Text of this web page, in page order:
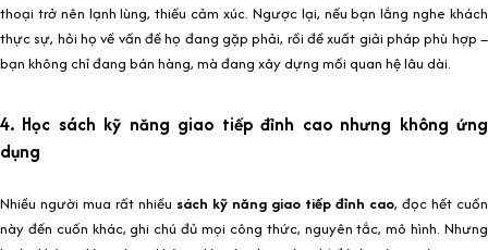
thoại trở nên lạnh lùng, thiếu cảm xúc. Ngược lại, nếu bạn lắng nghe khách
thực sự, hỏi họ về vấn đề họ đang gặp phải, rồi đề xuất giải pháp phù hợp –
bạn không chỉ đang bán hàng, mà đang xây dựng mối quan hệ lâu dài.
4. Học sách kỹ năng giao tiếp đỉnh cao nhưng không ứng
dụng
Nhiều người mua rất nhiều sách kỹ năng giao tiếp đỉnh cao, đọc hết cuốn
này đến cuốn khác, ghi chú đủ mọi công thức, nguyên tắc, mô hình. Nhưng